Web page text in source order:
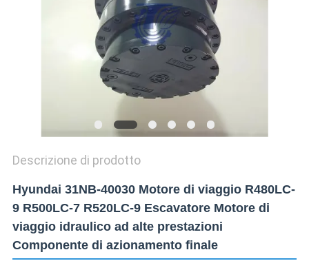
RISERVATEZZA
Descrizione di prodotto
Hyundai 31NB-40030 Motore di viaggio R480LC-
9 R500LC-7 R520LC-9 Escavatore Motore di
viaggio idraulico ad alte prestazioni
Componente di azionamento finale